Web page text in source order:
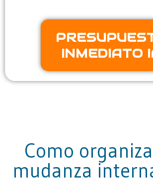
INMEDIATO
Como
mudanza